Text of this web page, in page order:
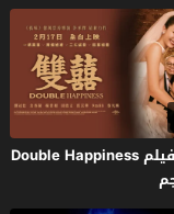
مشاهدة فيلم Double Happiness